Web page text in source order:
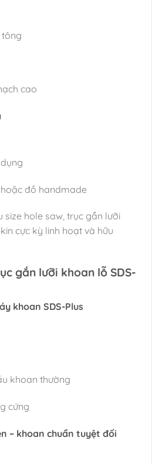
cao
đồ handmade
size hole saw, trục gắn lưỡi
cực kỳ linh hoạt và hữu
gắn lưỡi khoan lỗ SDS-
khoan SDS-Plus
khoan thường
cứng
– khoan chuẩn tuyệt đối